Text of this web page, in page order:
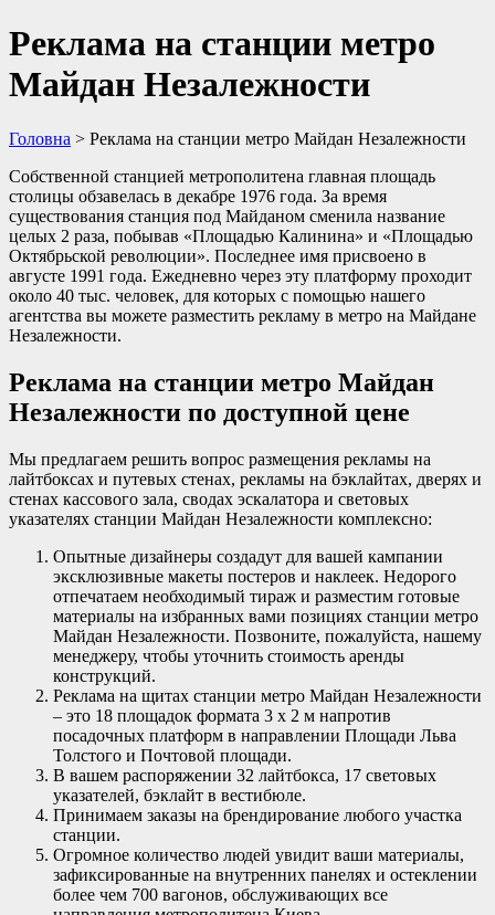
Реклама на станции метро
Майдан Незалежности
Головна > Реклама на станции метро Майдан Незалежности
Собственной станцией метрополитена главная площадь
столицы обзавелась в декабре 1976 года. За время
существования станция под Майданом сменила название
целых 2 раза, побывав «Площадью Калинина» и «Площадью
Октябрьской революции». Последнее имя присвоено в
августе 1991 года. Ежедневно через эту платформу проходит
около 40 тыс. человек, для которых с помощью нашего
агентства вы можете разместить рекламу в метро на Майдане
Незалежности.
Реклама на станции метро Майдан
Незалежности по доступной цене
Мы предлагаем решить вопрос размещения рекламы на
лайтбоксах и путевых стенах, рекламы на бэклайтах, дверях и
стенах кассового зала, сводах эскалатора и световых
указателях станции Майдан Незалежности комплексно:
Опытные дизайнеры создадут для вашей кампании
эксклюзивные макеты постеров и наклеек. Недорого
отпечатаем необходимый тираж и разместим готовые
материалы на избранных вами позициях станции метро
Майдан Незалежности. Позвоните, пожалуйста, нашему
менеджеру, чтобы уточнить стоимость аренды
конструкций.
Реклама на щитах станции метро Майдан Незалежности
– это 18 площадок формата 3 х 2 м напротив
посадочных платформ в направлении Площади Льва
Толстого и Почтовой площади.
В вашем распоряжении 32 лайтбокса, 17 световых
указателей, бэклайт в вестибюле.
Принимаем заказы на брендирование любого участка
станции.
Огромное количество людей увидит ваши материалы,
зафиксированные на внутренних панелях и остеклении
более чем 700 вагонов, обслуживающих все